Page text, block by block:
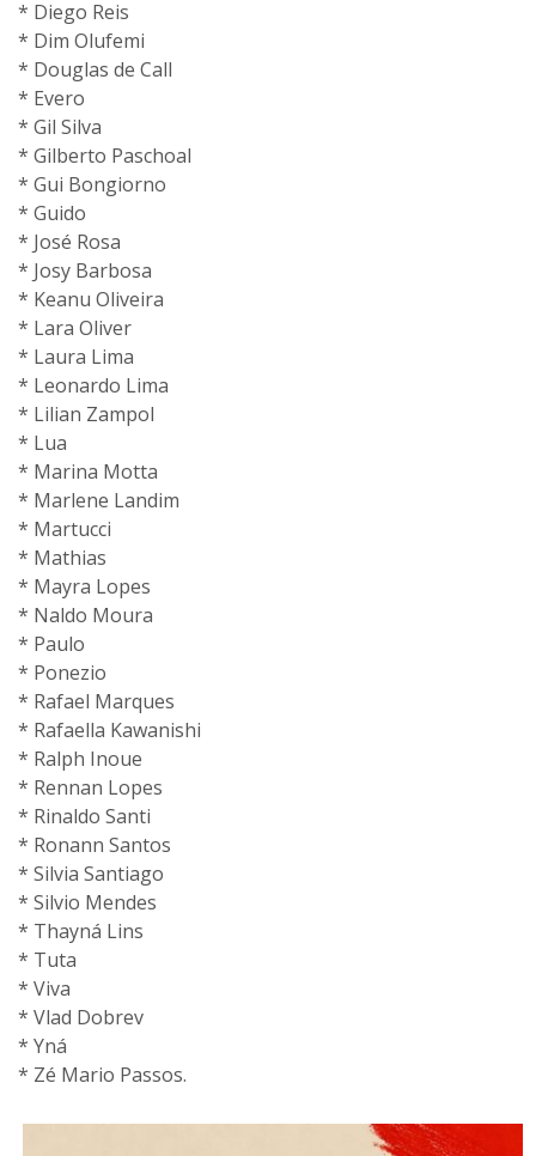
* Diego Reis
* Dim Olufemi
* Douglas de Call
* Evero
* Gil Silva
* Gilberto Paschoal
* Gui Bongiorno
* Guido
* José Rosa
* Josy Barbosa
* Keanu Oliveira
* Lara Oliver
* Laura Lima
* Leonardo Lima
* Lilian Zampol
* Lua
* Marina Motta
* Marlene Landim
* Martucci
* Mathias
* Mayra Lopes
* Naldo Moura
* Paulo
* Ponezio
* Rafael Marques
* Rafaella Kawanishi
* Ralph Inoue
* Rennan Lopes
* Rinaldo Santi
* Ronann Santos
* Silvia Santiago
* Silvio Mendes
* Thayná Lins
* Tuta
* Viva
* Vlad Dobrev
* Yná
* Zé Mario Passos.